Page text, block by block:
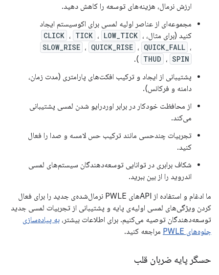
ارزش نرمال، هزینه‌های توسعه را کاهش دهید.
مجموعه‌ای از عناصر اولیه لمسی برای اکوسیستم ایجاد
کنید (برای مثال،
CLICK ، TICK ، LOW_TICK ،
SLOW_RISE ، QUICK_RISE ، QUICK_FALL ،
THUD ، SPIN
).
پشتیبانی از ایجاد و ترکیب افکت‌های پارامتری (مدت زمان،
دامنه و فرکانس).
از محافظت خودکار در برابر اوردرایو شدن لمسی پشتیبانی
می‌کند.
تجربیات چندحسی مانند ترکیب حس لامسه و صدا را فعال
کنید.
شکاف برابری در توانایی توسعه‌دهندگان سیستم‌های لمسی
اندروید را از بین ببرید.
ما ادغام و استفاده از APIهای PWLE نرمال‌شده‌ی جدید را برای فعال
کردن ویژگی‌های لمسی اولیه‌ی پایه و پشتیبانی از تجربیات لمسی جدید
توسعه‌دهندگان توصیه می‌کنیم. برای اطلاعات بیشتر، به پیاده‌سازی
جلوه‌های PWLE
مراجعه کنید.
حسگر پایه ضربان قلب